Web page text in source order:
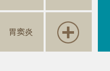
胃窦炎